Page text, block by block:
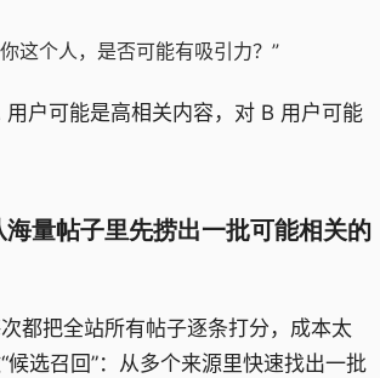
这个人，是否可能有吸引力？”
用户可能是高相关内容，对 B 用户可能
量帖子里先捞出一批可能相关的
都把全站所有帖子逐条打分，成本太
候选召回”：从多个来源里快速找出一批